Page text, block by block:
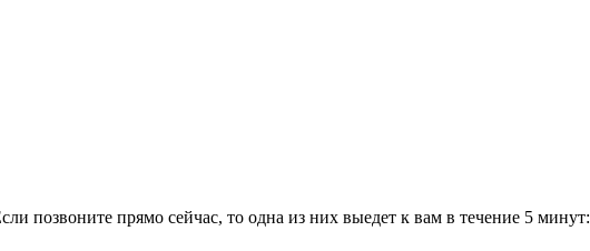
позвоните прямо сейчас, то одна из них выедет к вам в течение 5 минут: